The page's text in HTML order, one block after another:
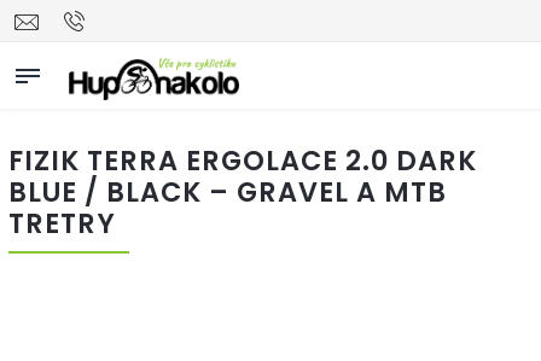
FIZIK TERRA ERGOLACE 2.0 DARK
BLUE / BLACK – GRAVEL A MTB
TRETRY